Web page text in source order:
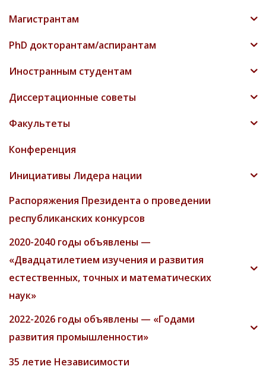
Магистрантам
PhD докторантам/аспирантам
Иностранным студентам
Диссертационные советы
Факультеты
Конференция
Инициативы Лидера нации
Распоряжения Президента о проведении
республиканских конкурсов
2020-2040 годы объявлены —
«Двадцатилетием изучения и развития
естественных, точных и математических
наук»
2022-2026 годы объявлены — «Годами
развития промышленности»
35 летие Независимости